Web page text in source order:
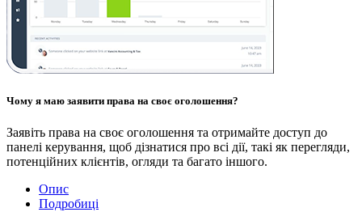
Чому я маю заявити права на своє оголошення?
Заявіть права на своє оголошення та отримайте доступ до
панелі керування, щоб дізнатися про всі дії, такі як перегляди,
потенційних клієнтів, огляди та багато іншого.
Опис
Подробиці